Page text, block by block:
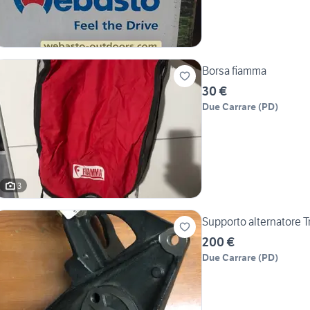
3
Borsa fiamma
30 €
Due Carrare (PD)
Supporto alternatore
200 €
Due Carrare (PD)